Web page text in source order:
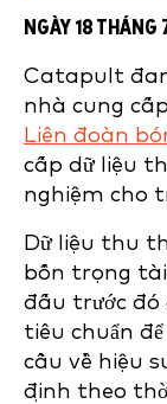
NGÀY 18 THÁNG
Catapult
nhà cung
Liên đoàn
cấp dữ liệu
nghiệm cho
Dữ liệu thu
bốn trọng tài
đấu trước đó
tiêu chuẩn
cầu về hiệu
định theo